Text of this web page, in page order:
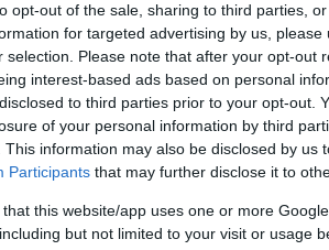
opt-out of the sale, sharing to third parties,
for targeted advertising by us,
selection. Please note that after your opt-out
interest-based ads based on personal
to third parties prior to your opt-out.
of your personal information by third
This information may also be disclosed by us
Participants that may further disclose it to
that this website/app uses one or more
but not limited to your visit or usage
un bambino possa mai
viziato (continuate a farlo!!!)”
sarebbe la mia vita senza
gente non ha avuto la possibilità
come io conosco te. Sono molto